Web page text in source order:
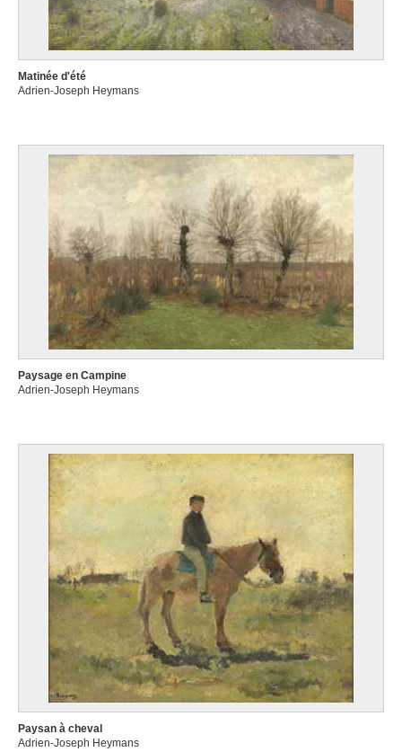
Matinée d'été
Adrien-Joseph Heymans
Paysage en Campine
Adrien-Joseph Heymans
Paysan à cheval
Adrien-Joseph Heymans